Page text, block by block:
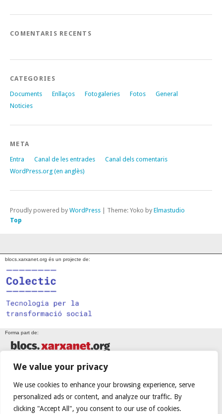
We value your privacy
We use cookies to enhance your browsing experience, serve
personalized ads or content, and analyze our traffic. By
clicking "Accept All", you consent to our use of cookies.
COMENTARIS RECENTS
CATEGORIES
Documents Enllaços Fotogaleries Fotos
General
Noticies
META
Entra Canal de les entrades
Canal dels comentaris
WordPress.org (en anglès)
Proudly powered by WordPress Theme: Yoko by Elmastudio
Top
blocs.xarxanet.org és un projecte de:
Forma part de: